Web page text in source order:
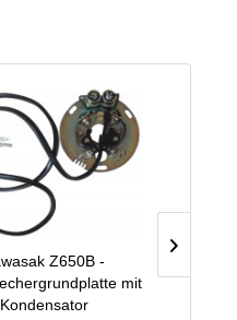
Z650B -
mit
Kondensator